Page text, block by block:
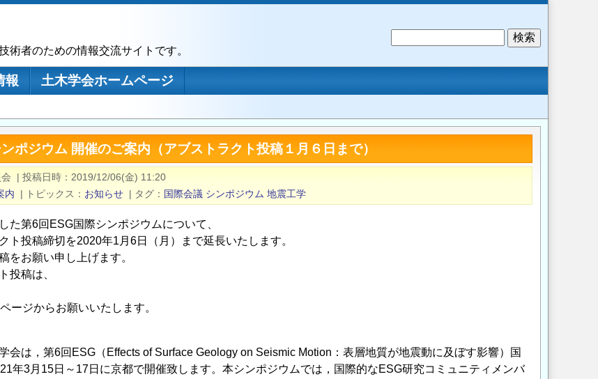
術者のための情報交流サイトです。
報
土木学会ホームページ
ポジウム 開催のご案内（アブストラクト投稿１月６日まで）
| 投稿日時
2019/12/06(金) 11:20
内 | トピックス お知らせ | タグ 国際会議 シンポジウム 地震工学
た第6回ESG国際シンポジウムについて、
ト投稿締切を2020年1月6日（月）まで延長いたします。
をお願い申し上げます。
投稿は、
ージからお願いいたします。
会は，第6回ESG（Effects of Surface Geology on Seismic Motion：表層地質が地震動に及ぼす影響）国
年3月15日～17日に京都で開催致します。本シンポジウムでは，国際的なESG研究コミュニティメンバ